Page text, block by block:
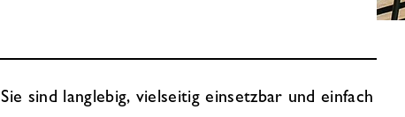
sind langlebig, vielseitig einsetzbar und einfach